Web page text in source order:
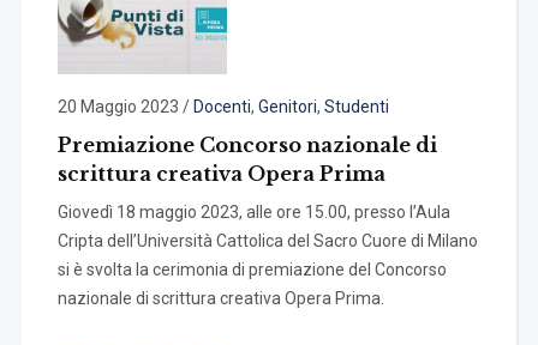
20 Maggio 2023 / Docenti, Genitori, Studenti
Premiazione Concorso nazionale di
scrittura creativa Opera Prima
Giovedì 18 maggio 2023, alle ore 15.00, presso l’Aula
Cripta dell’Università Cattolica del Sacro Cuore di Milano
si è svolta la cerimonia di premiazione del Concorso
nazionale di scrittura creativa Opera Prima.